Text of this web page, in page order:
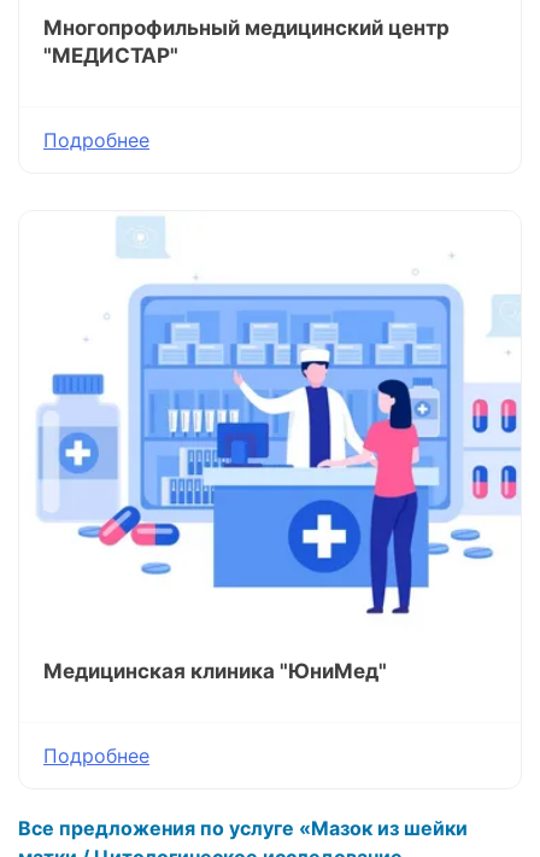
Многопрофильный медицинский центр
"МЕДИСТАР"
Подробнее
Медицинская клиника "ЮниМед"
Подробнее
Все предложения по услуге «Мазок из шейки